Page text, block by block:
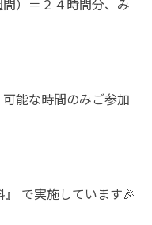
）＝２４時間分、み
能な時間のみご参加
で実施しています🎉